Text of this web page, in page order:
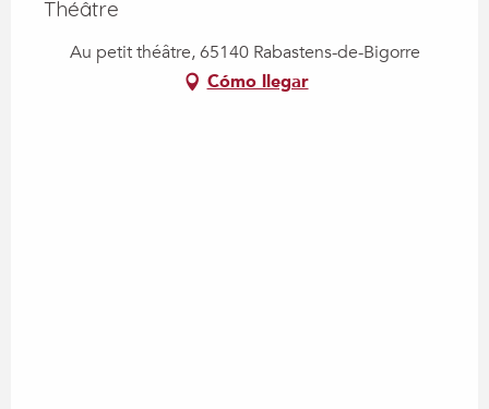
Théâtre
Au petit théâtre, 65140 Rabastens-de-Bigorre
Cómo llegar